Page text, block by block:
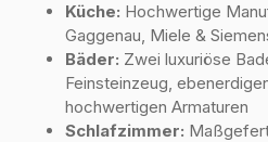
Küche: Hochwertige
Gaggenau, Miele &
Bäder: Zwei luxuriöse
Feinsteinzeug,
hochwertigen Armaturen
Schlafzimmer: